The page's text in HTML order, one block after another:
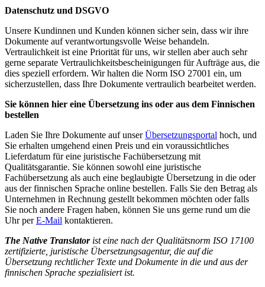
Datenschutz und DSGVO
Unsere Kundinnen und Kunden können sicher sein, dass wir ihre
Dokumente auf verantwortungsvolle Weise behandeln.
Vertraulichkeit ist eine Priorität für uns, wir stellen aber auch sehr
gerne separate Vertraulichkeitsbescheinigungen für Aufträge aus, die
dies speziell erfordern. Wir halten die Norm ISO 27001 ein, um
sicherzustellen, dass Ihre Dokumente vertraulich bearbeitet werden.
Sie können hier eine Übersetzung ins oder aus dem Finnischen
bestellen
Laden Sie Ihre Dokumente auf unserÜbersetzungsportal hoch, und
Sie erhalten umgehend einen Preis und ein voraussichtliches
Lieferdatum für eine juristische Fachübersetzung mit
Qualitätsgarantie. Sie können sowohl eine juristische
Fachübersetzung als auch eine beglaubigte Übersetzung in die oder
aus der finnischen Sprache online bestellen. Falls Sie den Betrag als
Unternehmen in Rechnung gestellt bekommen möchten oder falls
Sie noch andere Fragen haben, können Sie uns gerne rund um die
Uhr perE-Mail kontaktieren.
The Native Translatorist eine nach der Qualitätsnorm ISO 17100
zertifizierte, juristische Übersetzungsagentur, die auf die
Übersetzung rechtlicher Texte und Dokumente in die und aus der
finnischen Sprache spezialisiert ist.